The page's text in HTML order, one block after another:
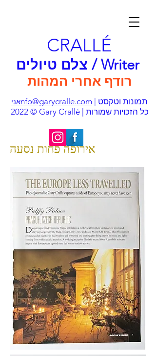
CRALLÉ
צלם טיולים / Writer
רודף אחרי המהות
אניnfo@garycralle.com
© 2022 Gary Crallé | כל הזכויות שמורות
אירופה פחות נסעה